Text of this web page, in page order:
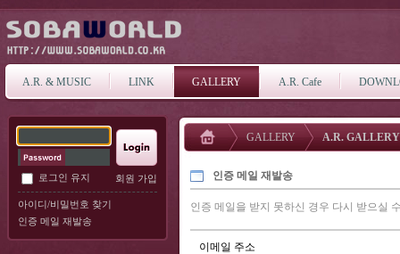
A.R. & MUSIC LINK GALLERY A.R. Cafe
로그인 유지 회원 가입
아이디/비밀번호 찾기
인증 메일 재발송
GALLERY A.R. GALLERY
인증 메일 재발송
인증 메일을 받지 못하신 경우 다시 받으실
이메일 주소